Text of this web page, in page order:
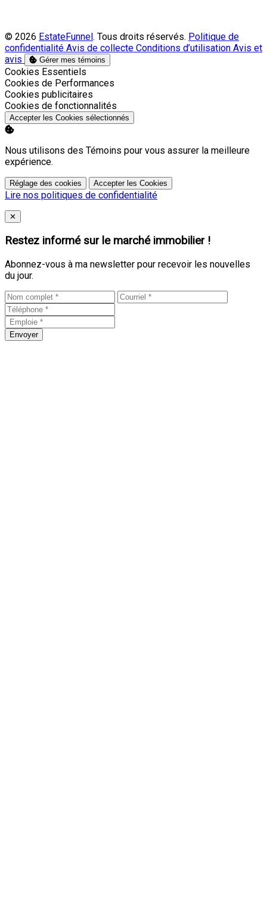
© 2026 EstateFunnel. Tous droits réservés. Politique de
confidentialité Avis de collecte Conditions d’utilisation Avis et
avis
Gérer mes témoins
Activer
Cookies Essentiels
Activer
Cookies de Performances
Activer
Cookies publicitaires
Activer
Cookies de fonctionnalités
Accepter les Cookies sélectionnés
Nous utilisons des Témoins pour vous assurer la meilleure
expérience.
Réglage des cookies Accepter les Cookies
Lire nos politiques de confidentialité
Close
✕
Restez informé sur le marché immobilier !
Abonnez-vous à ma newsletter pour recevoir les nouvelles
du jour.
Envoyer